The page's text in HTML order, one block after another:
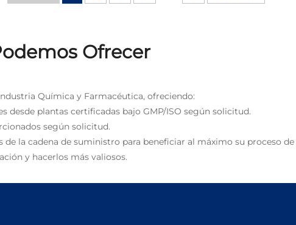
Ofrecer
Química y Farmacéutica, ofreciendo:
desde plantas certificadas bajo GMP/ISO según solicitud.
según solicitud.
la cadena de suministro para beneficiar al máximo su proceso
y hacerlos más valiosos.